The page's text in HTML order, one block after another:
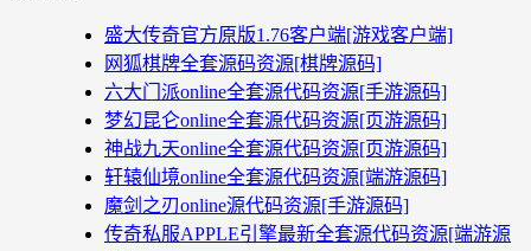
盛大传奇官方原版1.76客户端[游戏客户端]
网狐棋牌全套源码资源[棋牌源码]
六大门派online全套源代码资源[手游源码]
梦幻昆仑online全套源代码资源[页游源码]
神战九天online全套源代码资源[页游源码]
轩辕仙境online全套源代码资源[端游源码]
魔剑之刃online源代码资源[手游源码]
传奇私服APPLE引擎最新全套源代码资源[端游源